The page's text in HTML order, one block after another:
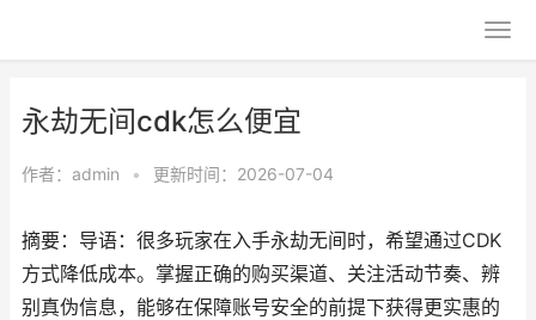
永劫无间cdk怎么便宜
作者： admin • 更新时间：2026-07-04
摘要：导语：很多玩家在入手永劫无间时，希望通过CDK
方式降低成本。掌握正确的购买渠道、关注活动节奏、辨
别真伪信息，能够在保障账号安全的前提下获得更实惠的